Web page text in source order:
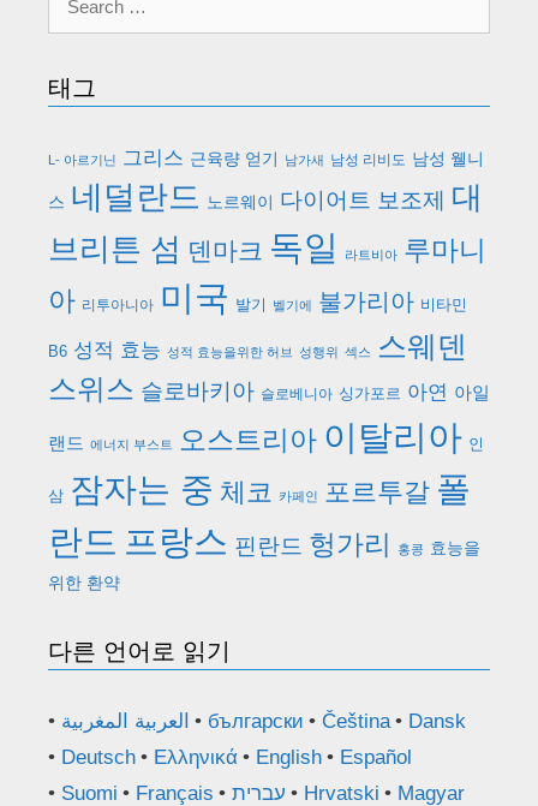
태그
L- 아르기닌 그리스 근육량 얻기 남가새 남성 리비도 남성 웰니
스 네덜란드 노르웨이 다이어트 보조제 대
브리튼 섬 덴마크 독일 라트비아 루마니
아 리투아니아 미국 발기 벨기에 불가리아 비타민
B6 성적 효능 성적 효능을위한 허브 성행위 섹스 스웨덴
스위스 슬로바키아 슬로베니아 싱가포르 아연 아일
랜드 에너지 부스트 오스트리아 이탈리아 인
삼 잠자는 중 체코 카페인 포르투갈 폴
란드 프랑스 핀란드 헝가리 홍콩 효능을
위한 환약
다른 언어로 읽기
العربية المغربية български Čeština
Dansk
Deutsch
Ελληνικά English
Español
Suomi
Français עברית Hrvatski
Magyar